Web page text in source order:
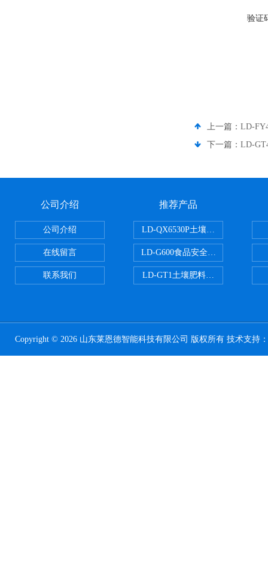
验证
上一篇： LD-
下一篇： LD-
公司介绍
公司介绍
在线留言
联系我们
推荐产品
LD-QX6530P土壤氧化还原电位检
LD-G600食品安全检测仪
LD-GT1土壤肥料养分检测仪
Copyright © 2026 山东莱恩德智能科技有限公司 版权所有 技术支持：